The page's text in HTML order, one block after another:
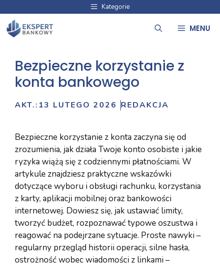
treści
Kategorie
MENU
Bezpieczne korzystanie z
konta bankowego
AKT.: 13 LUTEGO 2026 REDAKCJA
Bezpieczne korzystanie z konta zaczyna się od
zrozumienia, jak działa Twoje konto osobiste i jakie
ryzyka wiążą się z codziennymi płatnościami. W
artykule znajdziesz praktyczne wskazówki
dotyczące wyboru i obsługi rachunku, korzystania
z karty, aplikacji mobilnej oraz bankowości
internetowej. Dowiesz się, jak ustawiać limity,
tworzyć budżet, rozpoznawać typowe oszustwa i
reagować na podejrzane sytuacje. Proste nawyki –
regularny przegląd historii operacji, silne hasła,
ostrożność wobec wiadomości z linkami –